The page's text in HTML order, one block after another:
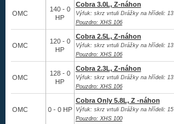
OMC
140 - 0
HP
Cobra 3.0L, Z-náhon
Výfuk: skrz vrtuli Drážky na hřídeli: 13
Pouzdro: XHS 106
OMC
120 - 0
HP
Cobra 2.5L, Z-náhon
Výfuk: skrz vrtuli Drážky na hřídeli: 13
Pouzdro: XHS 106
OMC
128 - 0
HP
Cobra 2.3L, Z-náhon
Výfuk: skrz vrtuli Drážky na hřídeli: 13
Pouzdro: XHS 106
OMC 0 - 0 HP
Cobra Only 5.8L, Z -náhon
Výfuk: skrz vrtuli Drážky na hřídeli: 15
Pouzdro: XHS 100